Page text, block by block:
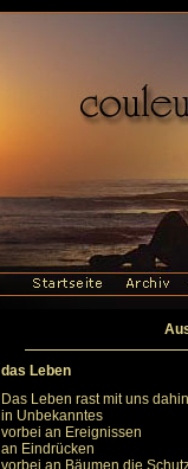
das Leben
Das Leben rast mit uns dahin
in Unbekanntes
vorbei an Ereignissen
an Eindrücken
vorbei an Bäumen die